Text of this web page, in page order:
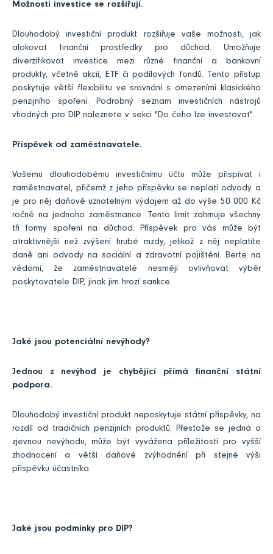
Možnosti investice se rozšiřují.
Dlouhodobý investiční produkt rozšiřuje vaše možnosti, jak
alokovat finanční prostředky pro důchod. Umožňuje
diverzifikovat investice mezi různé finanční a bankovní
produkty, včetně akcií, ETF či podílových fondů. Tento přístup
poskytuje větší flexibilitu ve srovnání s omezeními klasického
penzijního spoření. Podrobný seznam investičních nástrojů
vhodných pro DIP naleznete v sekci "Do čeho lze investovat".
Příspěvek od zaměstnavatele.
Vašemu dlouhodobému investičnímu účtu může přispívat i
zaměstnavatel, přičemž z jeho příspěvku se neplatí odvody a
je pro něj daňově uznatelným výdajem až do výše 50 000 Kč
ročně na jednoho zaměstnance. Tento limit zahrnuje všechny
tři formy spoření na důchod. Příspěvek pro vás může být
atraktivnější než zvýšení hrubé mzdy, jelikož z něj neplatíte
daně ani odvody na sociální a zdravotní pojištění. Berte na
vědomí, že zaměstnavatelé nesmějí ovlivňovat výběr
poskytovatele DIP, jinak jim hrozí sankce.
Jaké jsou potenciální nevýhody?
Jednou z nevýhod je chybějící přímá finanční státní
podpora.
Dlouhodobý investiční produkt neposkytuje státní příspěvky, na
rozdíl od tradičních penzijních produktů. Přestože se jedná o
zjevnou nevýhodu, může být vyvážena příležitostí pro vyšší
zhodnocení a větší daňové zvýhodnění při stejné výši
příspěvku účastníka.
Jaké jsou podmínky pro DIP?